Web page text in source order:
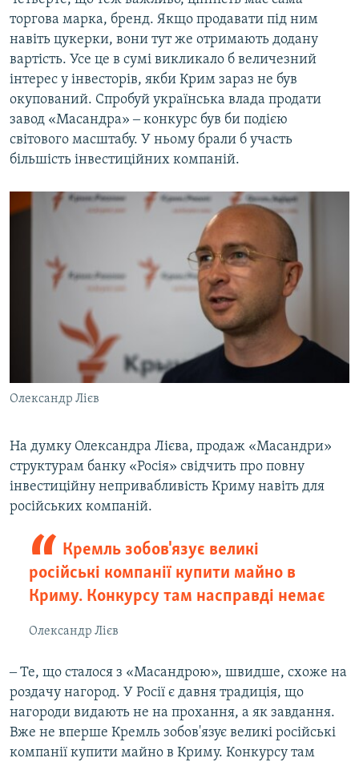
торгова марка, бренд. Якщо продавати під ним
навіть цукерки, вони тут же отримають додану
вартість. Усе це в сумі викликало б величезний
інтерес у інвесторів, якби Крим зараз не був
окупований. Спробуй українська влада продати
завод «Масандра» ‒ конкурс був би подією
світового масштабу. У ньому брали б участь
більшість інвестиційних компаній.
Олександр Лієв
На думку Олександра Лієва, продаж «Масандри»
структурам банку «Росія» свідчить про повну
інвестиційну непривабливість Криму навіть для
російських компаній.
Кремль зобов'язує великі
російські компанії купити майно в
Криму. Конкурсу там насправді немає
Олександр Лієв
‒ Те, що сталося з «Масандрою», швидше, схоже на
роздачу нагород. У Росії є давня традиція, що
нагороди видають не на прохання, а як завдання.
Вже не вперше Кремль зобов'язує великі російські
компанії купити майно в Криму. Конкурсу там